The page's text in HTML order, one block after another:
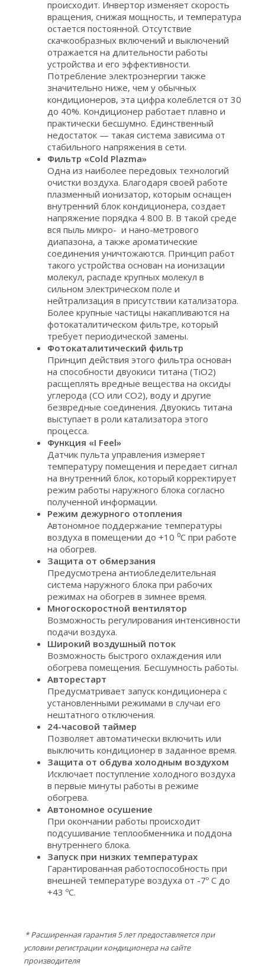
происходит. Инвертор изменяет скорость
вращения, снижая мощность, и температура
остается постоянной. Отсутствие
скачкообразных включений и выключений
отражается на длительности работы
устройства и его эффективности.
Потребление электроэнергии также
значительно ниже, чем у обычных
кондиционеров, эта цифра колеблется от 30
до 40%. Кондиционер работает плавно и
практически бесшумно. Единственный
недостаток — такая система зависима от
стабильного напряжения в сети.
Фильтр «Сold Plazma»
Одна из наиболее передовых технологий
очистки воздуха. Благодаря своей работе
плазменный ионизатор, которым оснащен
внутренний блок кондиционера, создает
напряжение порядка 4 800 В. В такой среде
вся пыль микро- и нано-метрового
диапазона, а также ароматические
соединения уничтожаются. Принцип работ
такого устройства основан на ионизации
молекул, распаде крупных молекул в
сильном электрическом поле и
нейтрализация в присутствии катализатора.
Более крупные частицы накапливаются на
фотокаталитическом фильтре, который
требует периодической замены.
Фотокаталитический фильтр
Принцип действия этого фильтра основан
на способности двуокиси титана (TiO2)
расщеплять вредные вещества на оксиды
углерода (CO или CO2), воду и другие
безвредные соединения. Двуокись титана
выступает в роли катализатора этого
процесса.
Функция «I Feel»
Датчик пульта управления измеряет
температуру помещения и передает сигнал
на внутренний блок, который корректирует
режим работы наружного блока согласно
полученной информации.
Режим дежурного отопления
Автономное поддержание температуры
воздуха в помещении до +10 ⁰С при работе
на обогрев.
Защита от обмерзания
Предусмотрена антиобледелительная
система наружного блока при рабочих
режимах на обогрев в зимнее время.
Многоскоростной вентилятор
Возможность регулирования интенсивности
подачи воздуха.
Широкий воздушный поток
Возможность быстрого охлаждения или
обогрева помещения. Бесшумность работы.
Авторестарт
Предусматривает запуск кондиционера с
установленными режимами в случаи его
нештатного отключения.
24-часовой таймер
Позволяет автоматически включить или
выключить кондиционер в заданное время.
Защита от обдува холодным воздухом
Исключает поступление холодного воздуха
в первые минуты работы в режиме
обогрева.
Автономное осушение
При окончании работы происходит
подсушивание теплообменника и поддона
внутреннего блока.
Запуск при низких температурах
Гарантированная работоспособность при
внешней температуре воздуха от -7º С до
+43 ºС.
* Расширенная гарантия 5 лет предоставляется при
условии регистрации кондиционера на сайте
производителя